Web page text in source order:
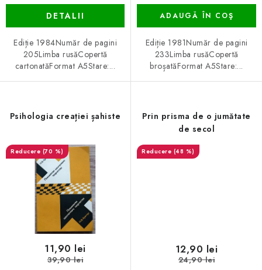
u
i
DETALII
Ediție 1984Număr de pagini
205Limba rusăCopertă
cartonatăFormat A5Stare:...
ADAUGĂ ÎN COŞ
Ediție 1981Număr de pagini
233Limba rusăCopertă
broșatăFormat A5Stare:...
Psihologia creației șahiste
(70 %)
11,90 lei
39,90 lei
Prin prisma de o jumătate
de secol
(48 %)
12,90 lei
24,90 lei